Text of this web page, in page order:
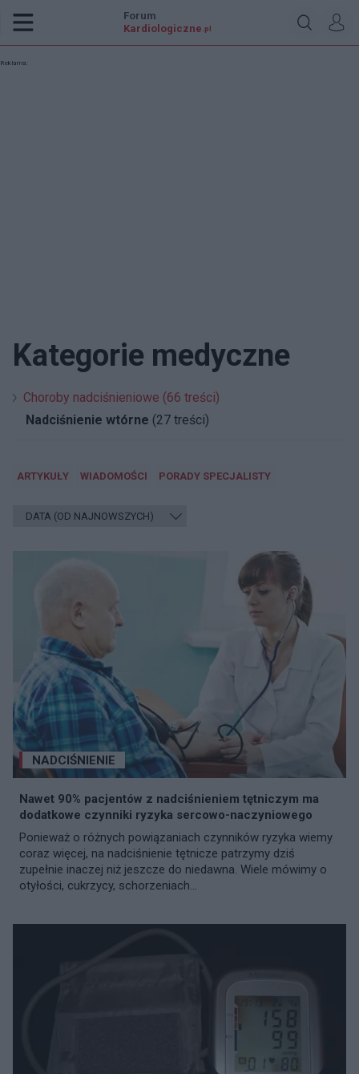
Forum
Kardiologiczne .pl
Reklama:
Kategorie medyczne
Choroby nadciśnieniowe (66 treści)
Nadciśnienie wtórne (27 treści)
ARTYKUŁY WIADOMOŚCI PORADY SPECJALISTY
NADCIŚNIENIE
Nawet 90% pacjentów z nadciśnieniem tętniczym ma
dodatkowe czynniki ryzyka sercowo-naczyniowego
Ponieważ o różnych powiązaniach czynników ryzyka wiemy
coraz więcej, na nadciśnienie tętnicze patrzymy dziś
zupełnie inaczej niż jeszcze do niedawna. Wiele mówimy o
otyłości, cukrzycy, schorzeniach...